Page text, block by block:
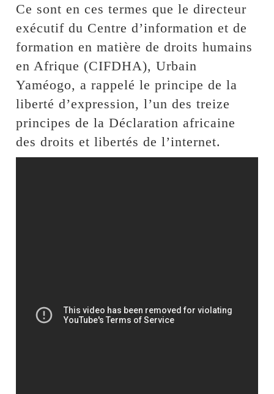
Ce sont en ces termes que le directeur
exécutif du Centre d’information et de
formation en matière de droits humains
en Afrique (CIFDHA), Urbain
Yaméogo, a rappelé le principe de la
liberté d’expression, l’un des treize
principes de la Déclaration africaine
des droits et libertés de l’internet.